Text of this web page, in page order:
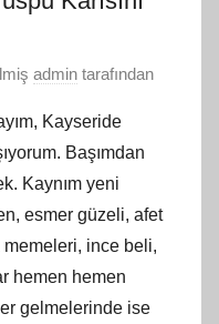
admin tarafından
Kayseride
Başımdan
Kaynım yeni
esmer güzeli, afet
memeleri, ince beli,
hemen hemen
gelmelerinde ise